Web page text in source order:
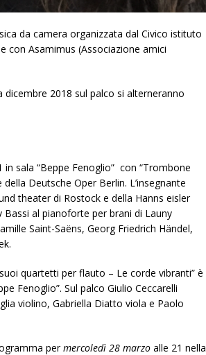
da camera organizzata dal Civico istituto
con Asamimus (Associazione amici
2018 sul palco si alterneranno
in sala “Beppe Fenoglio” con “Trombone
Deutsche Oper Berlin. L’insegnante
theater di Rostock e della Hanns eisler
al pianoforte per brani di Launy
Saint-Saëns, Georg Friedrich Händel,
quartetti per flauto – Le corde vibranti” è
Fenoglio”. Sul palco Giulio Ceccarelli
violino, Gabriella Diatto viola e Paolo
permercoledì 28 marzo alle 21 nella